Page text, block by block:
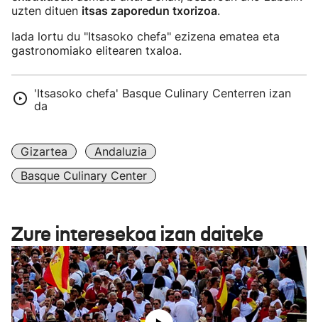
uzten dituen itsas zaporedun txorizoa.
Iada lortu du "Itsasoko chefa" ezizena ematea eta
gastronomiako elitearen txaloa.
'Itsasoko chefa' Basque Culinary Centerren izan
da
Gizartea
Andaluzia
Basque Culinary Center
Zure interesekoa izan daiteke